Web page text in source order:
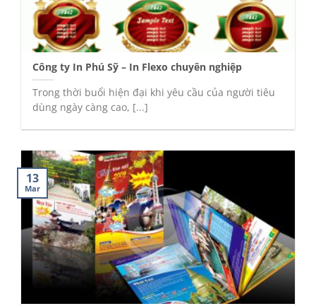
Công ty In Phú Sỹ – In Flexo chuyên nghiệp
Trong thời buổi hiện đại khi yêu cầu của người tiêu
dùng ngày càng cao, [...]
13
Mar